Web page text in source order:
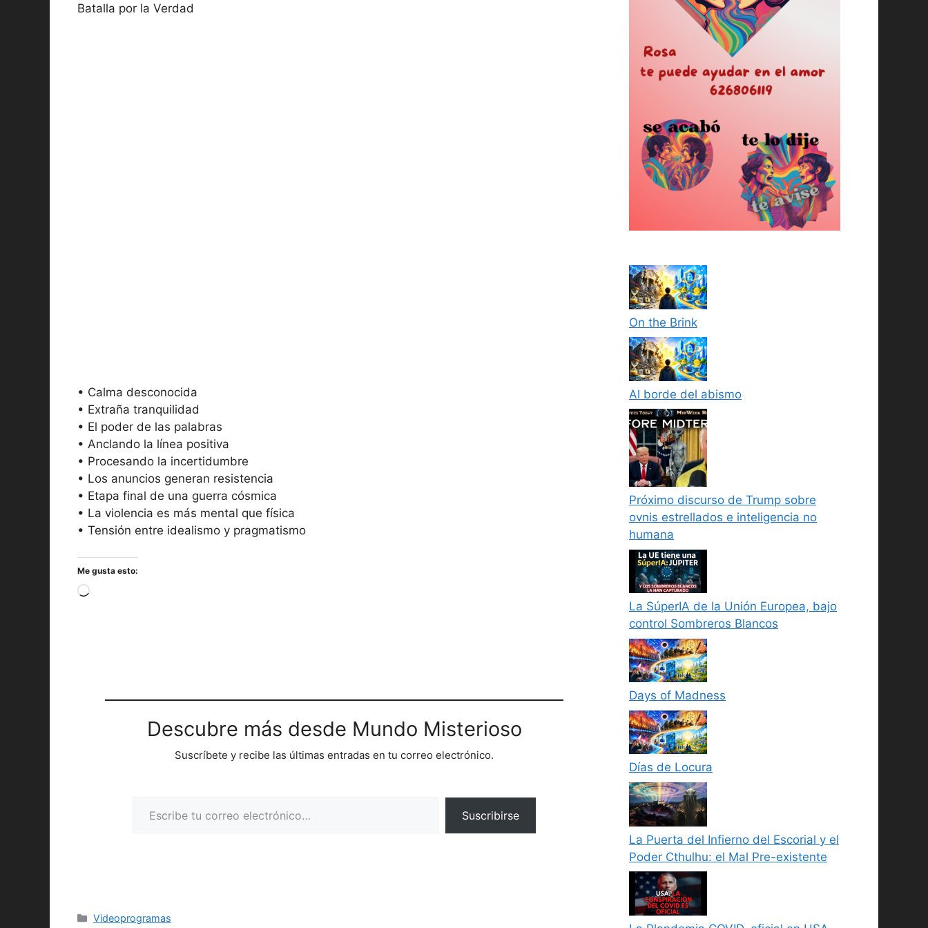
Batalla por la Verdad
• Calma desconocida
• Extraña tranquilidad
• El poder de las palabras
• Anclando la línea positiva
• Procesando la incertidumbre
• Los anuncios generan resistencia
• Etapa final de una guerra cósmica
• La violencia es más mental que física
• Tensión entre idealismo y pragmatismo
Me gusta esto:
Cargando...
Descubre más desde Mundo Misterioso
Suscríbete y recibe las últimas entradas en tu correo electrónico.
Suscribirse
Categorías
Videoprogramas
On the Brink
Al borde del abismo
Próximo discurso de Trump sobre
ovnis estrellados e inteligencia no
humana
La SúperIA de la Unión Europea, bajo
control Sombreros Blancos
Days of Madness
Días de Locura
La Puerta del Infierno del Escorial y el
Poder Cthulhu: el Mal Pre-existente